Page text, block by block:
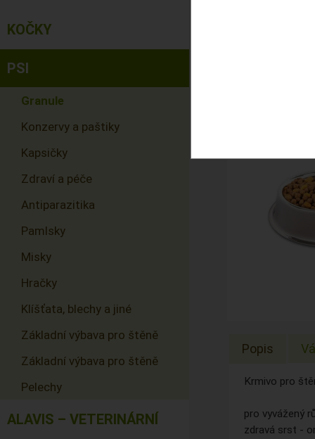
Popis
Krmivo pro
pro vyvážený
zdravá srst -
KOČKY
PSI
Granule
Konzervy a paštiky
Kapsičky
Zdraví a péče
Antiparazitika
Pamlsky
Misky
Hračky
Klíšťata, blechy a jiné
Základní výbava pro štěně
Základní výbava pro štěně
Pelechy
ALAVIS – VETERINÁRNÍ